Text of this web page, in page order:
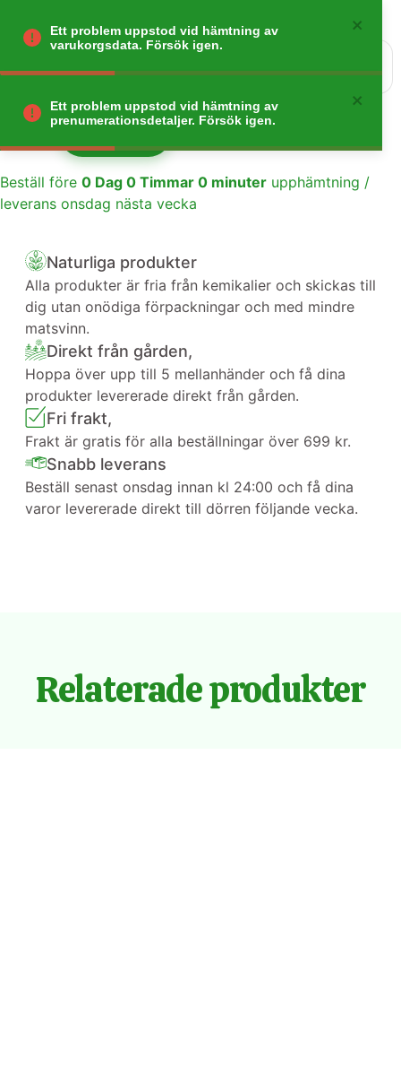
Gå tillbaka
Beställ före 0 Dag 0 Timmar 0 minuter upphämtning /
leverans onsdag nästa vecka
Naturliga produkter
Alla produkter är fria från kemikalier och skickas till
dig utan onödiga förpackningar och med mindre
matsvinn.
Direkt från gården,
Hoppa över upp till 5 mellanhänder och få dina
produkter levererade direkt från gården.
Fri frakt,
Frakt är gratis för alla beställningar över 699 kr.
Snabb leverans
Beställ senast onsdag innan kl 24:00 och få dina
varor levererade direkt till dörren följande vecka.
Relaterade produkter
Ett problem uppstod vid hämtning av
varukorgsdata. Försök igen.
Ett problem uppstod vid hämtning av
prenumerationsdetaljer. Försök igen.